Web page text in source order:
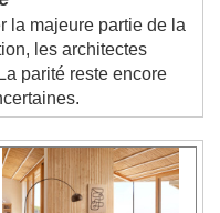
majeure partie de la
les architectes
parité reste encore